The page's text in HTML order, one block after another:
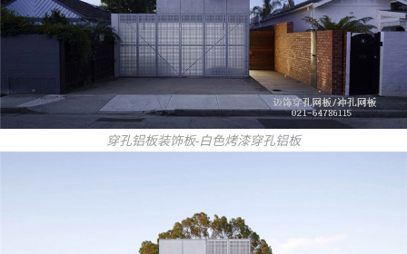
穿孔铝板装饰板-白色烤漆穿孔铝板